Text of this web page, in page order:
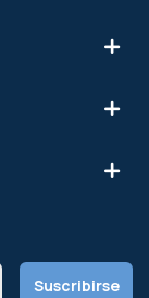
Suscribirse